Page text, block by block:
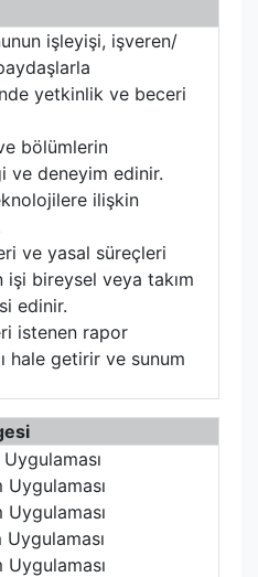
işleyişi, işveren/
yetkinlik ve beceri
bölümlerin
ve deneyim edinir.
ilişkin
ve yasal süreçleri
bireysel veya takım
edinir.
istenen rapor
hale getirir ve sunum